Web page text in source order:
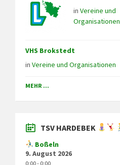
in Vereine und
Organisationen
VHS Brokstedt
in Vereine und Organisationen
MEHR ...
TSV HARDEBEK
Boßeln
9. August 2026
0:00 - 0:00